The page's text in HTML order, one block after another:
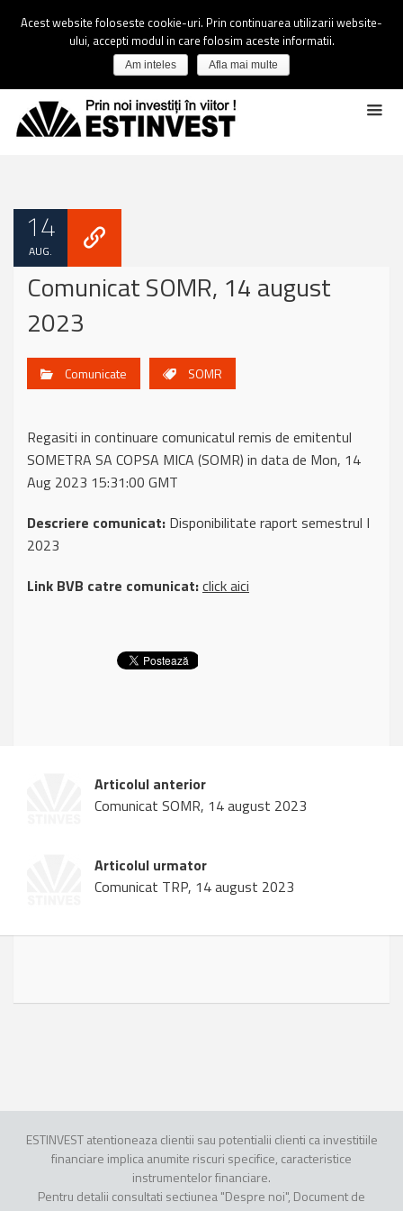
14
AUG.
Comunicat SOMR, 14 august
2023
Comunicate SOMR
Regasiti in continuare comunicatul remis de emitentul
SOMETRA SA COPSA MICA (SOMR) in data de Mon, 14
Aug 2023 15:31:00 GMT
Descriere comunicat: Disponibilitate raport semestrul I
2023
Link BVB catre comunicat:click aici
Articolul anterior
Comunicat SOMR, 14 august 2023
Articolul urmator
Comunicat TRP, 14 august 2023
ESTINVEST atentioneaza clientii sau potentialii clienti ca investitiile
financiare implica anumite riscuri specifice, caracteristice
instrumentelor financiare.
Pentru detalii consultati sectiunea "Despre noi", Document de
Acest website foloseste cookie-uri. Prin continuarea utilizarii website-
ului, accepti modul in care folosim aceste informatii.
Am inteles Afla mai multe